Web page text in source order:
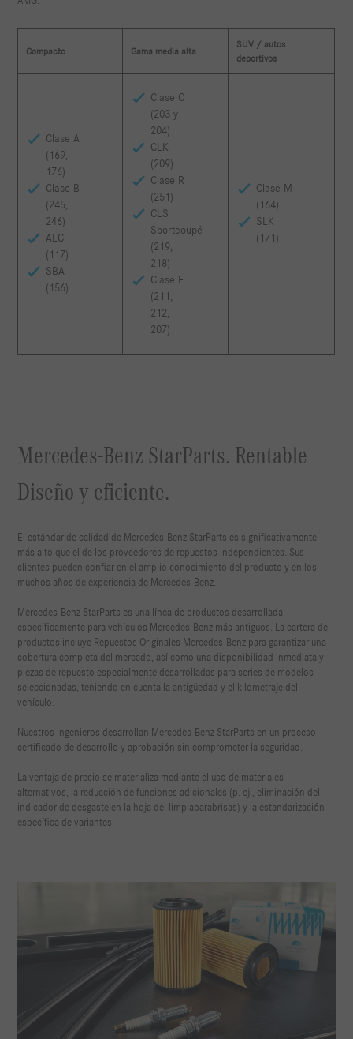
Compacto Gama media alta
SUV / autos
deportivos
Clase A
(169,
176)
Clase B
(245,
246)
ALC
(117)
SBA
(156)
Clase C
(203 y
204)
CLK
(209)
Clase R
(251)
CLS
Sportcoupé
(219,
218)
Clase E
(211,
212,
207)
Clase M
(164)
SLK
(171)
Mercedes-Benz StarParts. Rentable
Diseño y eficiente.
El estándar de calidad de Mercedes-Benz StarParts es significativamente
más alto que el de los proveedores de repuestos independientes. Sus
clientes pueden confiar en el amplio conocimiento del producto y en los
muchos años de experiencia de Mercedes-Benz.
Mercedes-Benz StarParts es una línea de productos desarrollada
específicamente para vehículos Mercedes-Benz más antiguos. La cartera de
productos incluye Repuestos Originales Mercedes-Benz para garantizar una
cobertura completa del mercado, así como una disponibilidad inmediata y
piezas de repuesto especialmente desarrolladas para series de modelos
seleccionadas, teniendo en cuenta la antigüedad y el kilometraje del
vehículo.
Nuestros ingenieros desarrollan Mercedes-Benz StarParts en un proceso
certificado de desarrollo y aprobación sin comprometer la seguridad.
La ventaja de precio se materializa mediante el uso de materiales
alternativos, la reducción de funciones adicionales (p. ej., eliminación del
indicador de desgaste en la hoja del limpiaparabrisas) y la estandarización
específica de variantes.